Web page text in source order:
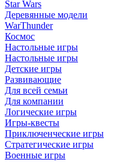
Star Wars
Деревянные модели
WarThunder
Космос
Настольные игры
Настольные игры
Детские игры
Развивающие
Для всей семьи
Для компании
Логические игры
Игры-квесты
Приключенческие игры
Стратегические игры
Военные игры